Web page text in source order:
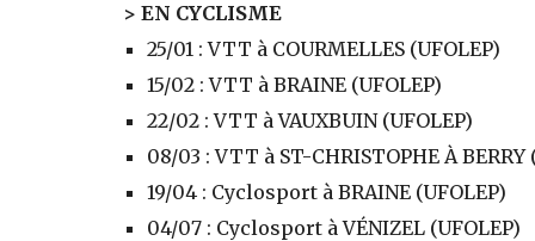
> EN CYCLISME
25/01 : VTT à COURMELLES (UFOLEP)
15/02 : VTT à BRAINE (UFOLEP)
22/02: VTT à VAUXBUIN (UFOLEP)
08/03 : VTT à ST-CHRISTOPHE À BERRY
19/04 : Cyclosport à BRAINE (UFOLEP)
04/07 : Cyclosport à VÉNIZEL (UFOLEP)